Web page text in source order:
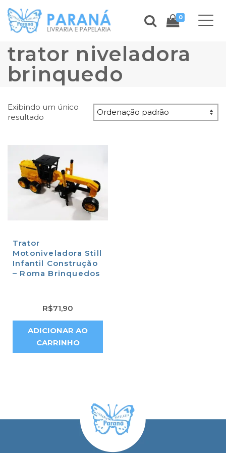
0
trator niveladora
brinquedo
Exibindo um único
resultado
Trator
Motoniveladora Still
Infantil Construção
– Roma Brinquedos
R$71,90
ADICIONAR AO
CARRINHO